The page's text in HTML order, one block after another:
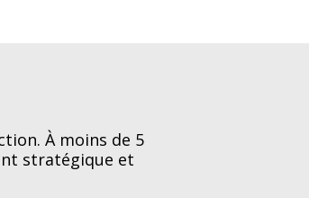
À moins de 5
stratégique et